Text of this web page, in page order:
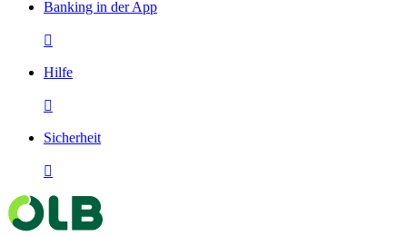
Banking in der App

Hilfe

Sicherheit
